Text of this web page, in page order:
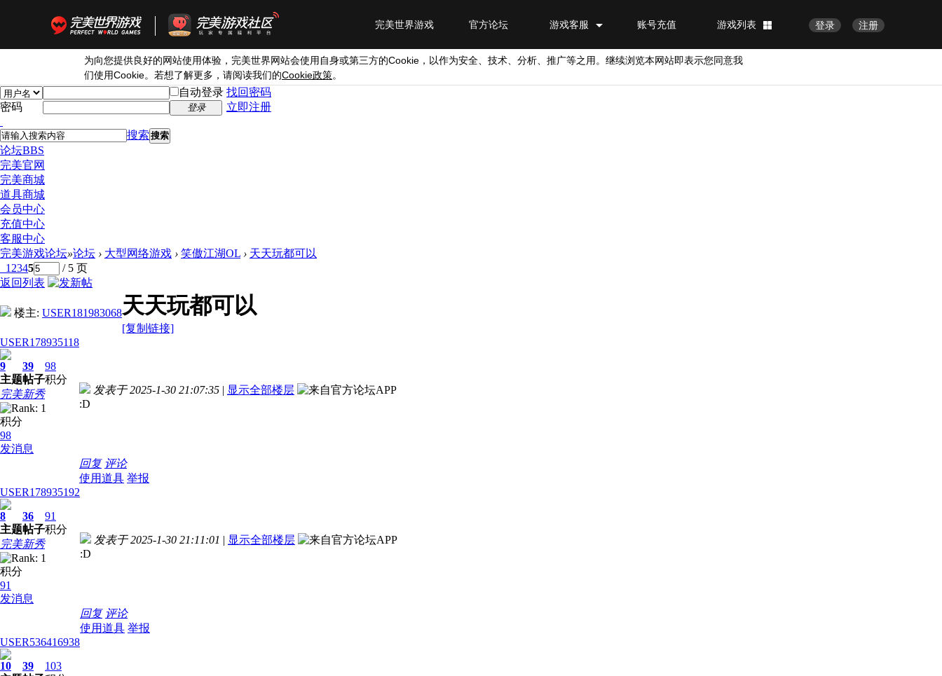
注册
登录
游戏列表
账号充值
游戏客服
官方论坛
完美世界游戏
为向您提供良好的网站使用体验，完美世界网站会使用自身或第三方的Cookie ，以作为安全、技术、分析、推广等之用。继续浏览本网站即表示您同意我
们使用Cookie。若想了解更多，请阅读我们的Cookie政策。
自动登录 找回密码
密码
登录 立即注册
搜索 搜索
论坛BBS
完美官网
完美商城
道具商城
会员中心
充值中心
客服中心
完美游戏论坛»论坛 › 大型网络游戏 › 笑傲江湖OL › 天天玩都可以
1 2345
/ 5 页
返回列表
楼主: USER181983068天天玩都可以
[复制链接]
USER178935118
9
主题
39
帖子
98
积分
完美新秀
积分
98
发消息
发表于 2025-1-30 21:07:35 | 显示全部楼层
:D
回复 评论
使用道具 举报
USER178935192
8
主题
36
帖子
91
积分
完美新秀
积分
91
发消息
发表于 2025-1-30 21:11:01 | 显示全部楼层
:D
回复 评论
使用道具 举报
USER536416938
10
39
103